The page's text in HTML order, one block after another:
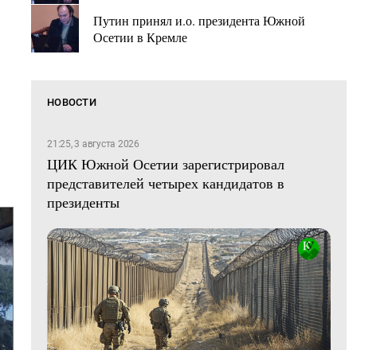
Путин принял и.о. президента Южной
Осетии в Кремле
НОВОСТИ
21:25, 3 августа 2026
ЦИК Южной Осетии зарегистрировал
представителей четырех кандидатов в
президенты